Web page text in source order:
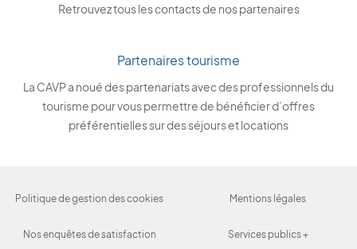
Retrouvez tous les contacts de nos partenaires
Partenaires tourisme
La CAVP a noué des partenariats avec des professionnels du
tourisme pour vous permettre de bénéficier d’offres
préférentielles sur des séjours et locations
Politique de gestion des cookies Mentions légales
Nos enquêtes de satisfaction Services publics +